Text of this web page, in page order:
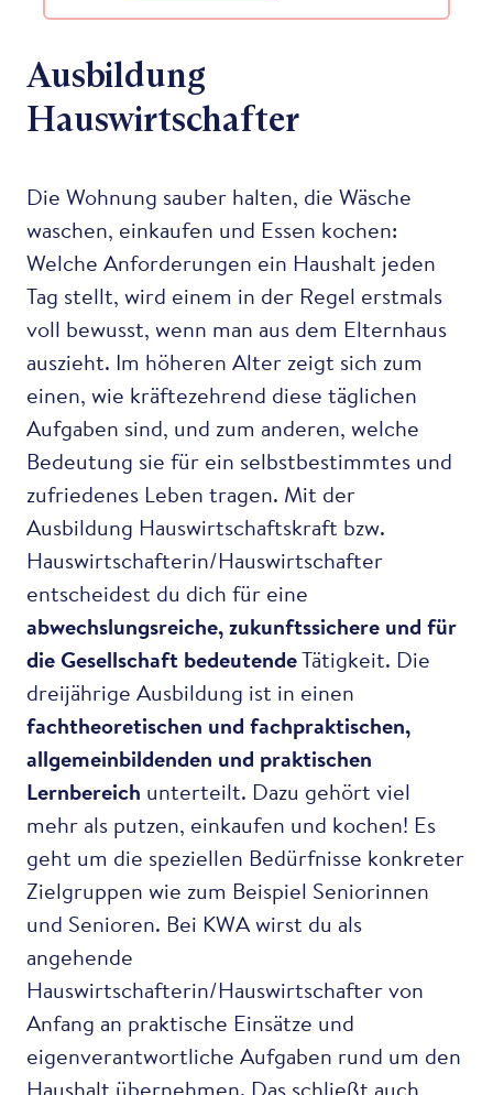
Ausbildung
Hauswirtschafter
Die Wohnung sauber halten, die Wäsche
waschen, einkaufen und Essen kochen:
Welche Anforderungen ein Haushalt jeden
Tag stellt, wird einem in der Regel erstmals
voll bewusst, wenn man aus dem Elternhaus
auszieht. Im höheren Alter zeigt sich zum
einen, wie kräftezehrend diese täglichen
Aufgaben sind, und zum anderen, welche
Bedeutung sie für ein selbstbestimmtes und
zufriedenes Leben tragen. Mit der
Ausbildung Hauswirtschaftskraft bzw.
Hauswirtschafterin/Hauswirtschafter
entscheidest du dich für eine
abwechslungsreiche, zukunftssichere und für
die Gesellschaft bedeutendeTätigkeit. Die
dreijährige Ausbildung ist in einen
fachtheoretischen und fachpraktischen,
allgemeinbildenden und praktischen
Lernbereich unterteilt. Dazu gehört viel
mehr als putzen, einkaufen und kochen! Es
geht um die speziellen Bedürfnisse konkreter
Zielgruppen wie zum Beispiel Seniorinnen
und Senioren. Bei KWA wirst du als
angehende
Hauswirtschafterin/Hauswirtschafter von
Anfang an praktische Einsätze und
eigenverantwortliche Aufgaben rund um den